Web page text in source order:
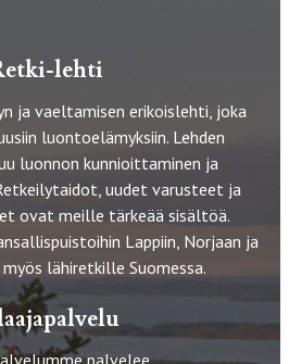
lehti
ja vaeltamisen erikoislehti, joka
luontoelämyksiin. Lehden
luonnon kunnioittaminen ja
uudet varusteet ja
ovat meille tärkeää sisältöä.
Lappiin, Norjaan ja
lähiretkille Suomessa.
palvelee